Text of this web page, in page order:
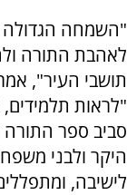
"השמחה הגדולה
לאהבת התורה
תושבי העיר",
"לראות תלמידים,
סביב ספר התורה
היקר ולבני
לישיבה,